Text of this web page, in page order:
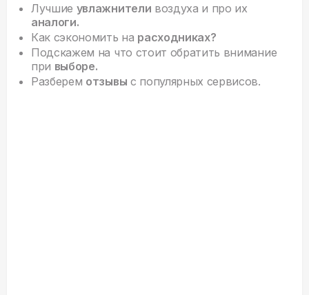
Лучшие увлажнители воздуха и про их
аналоги.
Как сэкономить на расходниках?
Подскажем на что стоит обратить внимание
при выборе.
Разберем отзывы с популярных сервисов.